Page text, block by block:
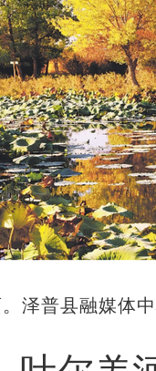
泽普县融媒体